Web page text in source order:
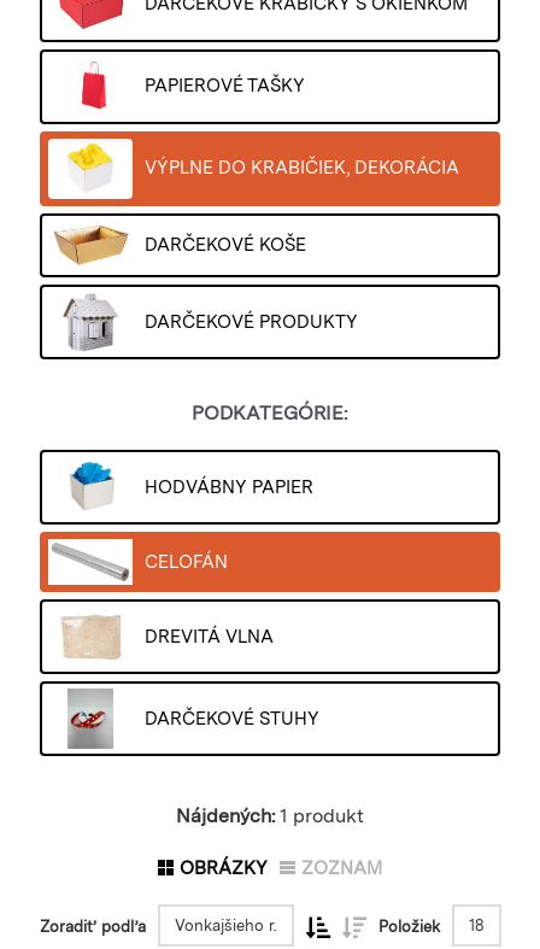
PAPIEROVÉ TAŠKY
VÝPLNE DO KRABIČIEK, DEKORÁCIA
DARČEKOVÉ KOŠE
DARČEKOVÉ PRODUKTY
PODKATEGÓRIE:
HODVÁBNY PAPIER
CELOFÁN
DREVITÁ VLNA
DARČEKOVÉ STUHY
Nájdených:1 produkt
OBRÁZKY ZOZNAM
Zoradiť podľa Vonkajšieho r. Položiek 18